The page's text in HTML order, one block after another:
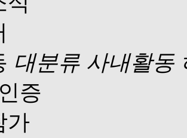
대분류 사내활동
증
가